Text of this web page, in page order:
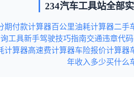
234汽车工具站全部实
期付款计算器百公里油耗计算器二手
工具新手驾驶技巧指南交通违章代
计算器高速费计算器车险报价计算器
年收入多少买什么